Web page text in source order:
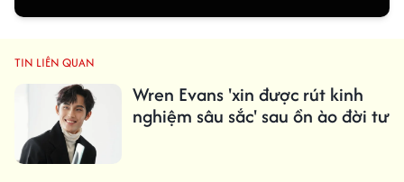
TIN LIÊN QUAN
Wren Evans 'xin được rút kinh
nghiệm sâu sắc' sau ồn ào đời tư